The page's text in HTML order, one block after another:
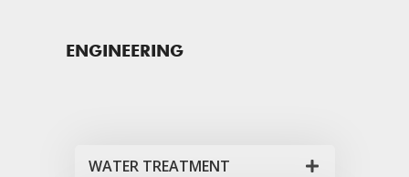
ENGINEERING
WATER TREATMENT